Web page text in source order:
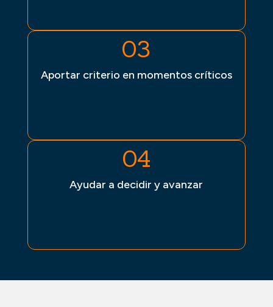
03
Aportar criterio en momentos críticos
04
Ayudar a decidir y avanzar